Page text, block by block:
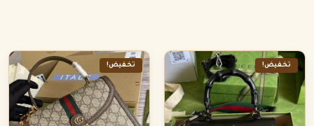
تخفيض! تخفيض!